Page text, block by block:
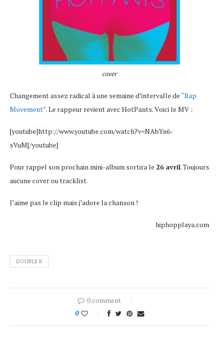
cover
Changement assez radical à une semaine d’intervalle de “Rap
Movement”. Le rappeur revient avec HotPants. Voici le MV :
[youtube]http://www.youtube.com/watch?v=NAbYn6-
sVuM[/youtube]
Pour rappel son prochain mini-album sortira le 26 avril. Toujours
aucune cover ou tracklist.
J’aime pas le clip mais j’adore la chanson !
hiphopplaya.com
DOUBLE K
0 comment
0